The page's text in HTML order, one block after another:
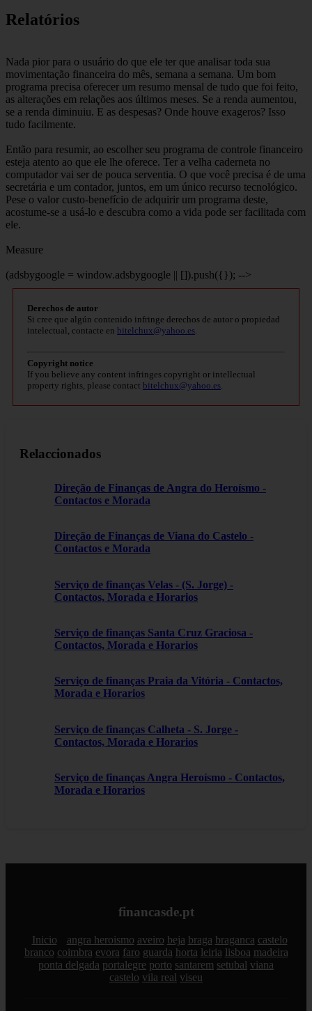
Relatórios
Nada pior para o usuário do que ele ter que analisar toda sua
movimentação financeira do mês, semana a semana. Um bom
programa precisa oferecer um resumo mensal de tudo que foi feito,
as alterações em relações aos últimos meses. Se a renda aumentou,
se a renda diminuiu. E as despesas? Onde houve exageros? Isso
tudo facilmente.
Então para resumir, ao escolher seu programa de controle financeiro
esteja atento ao que ele lhe oferece. Ter a velha caderneta no
computador vai ser de pouca serventia. O que você precisa é de uma
secretária e um contador, juntos, em um único recurso tecnológico.
Pese o valor custo-benefício de adquirir um programa deste,
acostume-se a usá-lo e descubra como a vida pode ser facilitada com
ele.
Measure
(adsbygoogle = window.adsbygoogle || []).push({}); -->
Derechos de autor
Si cree que algún contenido infringe derechos de autor o propiedad
intelectual, contacte en bitelchux@yahoo.es
Copyright notice
If you believe any content infringes copyright or intellectual
property rights, please contact bitelchux@yahoo.es
Relaccionados
Direção de Finanças de Angra do Heroísmo -
Contactos e Morada
Direção de Finanças de Viana do Castelo -
Contactos e Morada
Serviço de finanças Velas - (S. Jorge) -
Contactos, Morada e Horarios
Serviço de finanças Santa Cruz Graciosa -
Contactos, Morada e Horarios
Serviço de finanças Praia da Vitória - Contactos,
Morada e Horarios
Serviço de finanças Calheta - S. Jorge -
Contactos, Morada e Horarios
Serviço de finanças Angra Heroísmo - Contactos,
Morada e Horarios
financasde.pt
Inicio angra heroismo aveiro beja braga braganca castelo
branco coimbra evora faro guarda horta leiria lisboa madeira
ponta delgada portalegre porto santarem setubal viana
castelo vila real viseu